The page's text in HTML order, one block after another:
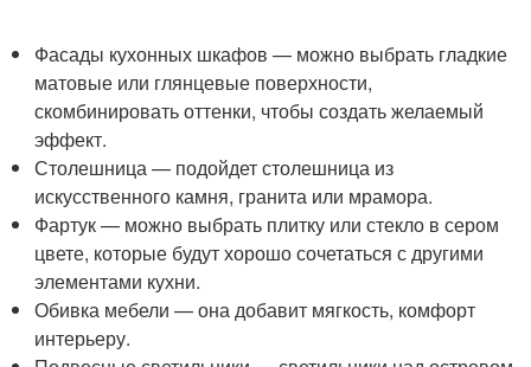
Фасады кухонных шкафов — можно выбрать гладкие
матовые или глянцевые поверхности,
скомбинировать оттенки, чтобы создать желаемый
эффект.
Столешница — подойдет столешница из
искусственного камня, гранита или мрамора.
Фартук — можно выбрать плитку или стекло в сером
цвете, которые будут хорошо сочетаться с другими
элементами кухни.
Обивка мебели — она добавит мягкость, комфорт
интерьеру.